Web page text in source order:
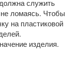
служить
ломаясь. Чтобы
на пластиковой
изделия.